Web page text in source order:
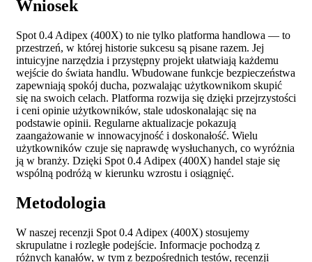
Wniosek
Spot 0.4 Adipex (400X) to nie tylko platforma handlowa — to
przestrzeń, w której historie sukcesu są pisane razem. Jej
intuicyjne narzędzia i przystępny projekt ułatwiają każdemu
wejście do świata handlu. Wbudowane funkcje bezpieczeństwa
zapewniają spokój ducha, pozwalając użytkownikom skupić
się na swoich celach. Platforma rozwija się dzięki przejrzystości
i ceni opinie użytkowników, stale udoskonalając się na
podstawie opinii. Regularne aktualizacje pokazują
zaangażowanie w innowacyjność i doskonałość. Wielu
użytkowników czuje się naprawdę wysłuchanych, co wyróżnia
ją w branży. Dzięki Spot 0.4 Adipex (400X) handel staje się
wspólną podróżą w kierunku wzrostu i osiągnięć.
Metodologia
W naszej recenzji Spot 0.4 Adipex (400X) stosujemy
skrupulatne i rozległe podejście. Informacje pochodzą z
różnych kanałów, w tym z bezpośrednich testów, recenzji